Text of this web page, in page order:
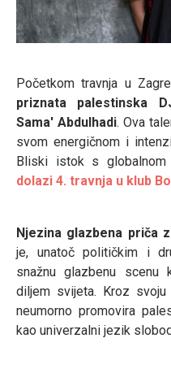
Početkom travnja u
priznata palestinska
Sama' Abdulhadi. Ova
svom energičnom i
Bliski istok s globalnom
dolazi 4. travnja u klub
Njezina glazbena priča
je, unatoč političkim i
snažnu glazbenu scenu
diljem svijeta. Kroz
neumorno promovira
kao univerzalni jezik